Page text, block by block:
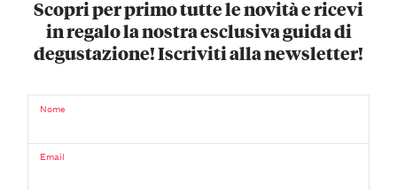
Scopri per primo tutte le novità e ricevi
in regalo la nostra esclusiva guida di
degustazione! Iscriviti alla newsletter!
Nome
Email